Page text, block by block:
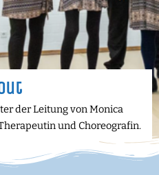
der Leitung von Monica
und Choreografin.